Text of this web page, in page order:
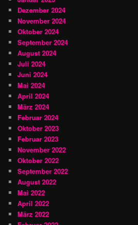
Dezember 2024
November 2024
Oktober 2024
September 2024
August 2024
Juli 2024
Juni 2024
Mai 2024
April 2024
März 2024
Februar 2024
Oktober 2023
Februar 2023
November 2022
Oktober 2022
September 2022
August 2022
Mai 2022
April 2022
März 2022